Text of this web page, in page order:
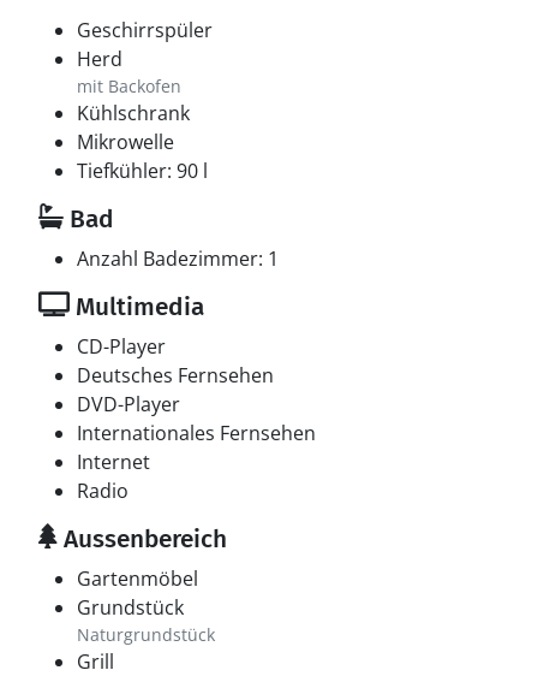
Geschirrspüler
Herd
mit Backofen
Kühlschrank
Mikrowelle
Tiefkühler: 90 l
Bad
Anzahl Badezimmer: 1
Multimedia
CD-Player
Deutsches Fernsehen
DVD-Player
Internationales Fernsehen
Internet
Radio
Aussenbereich
Gartenmöbel
Grundstück
Naturgrundstück
Grill